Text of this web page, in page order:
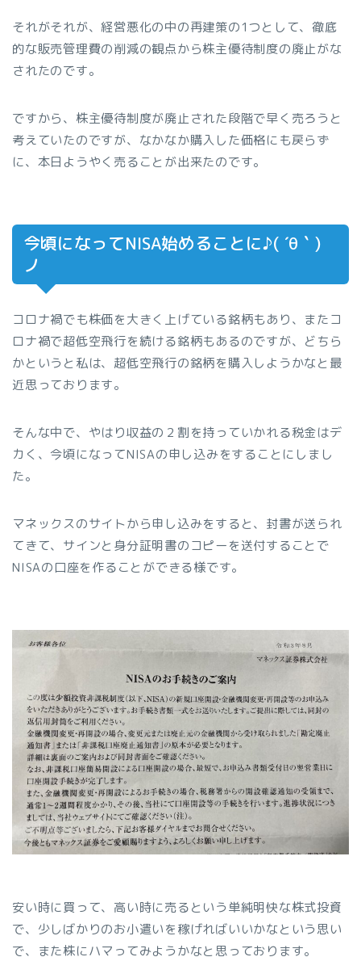
それがそれが、経営悪化の中の再建策の1つとして、徹底
的な販売管理費の削減の観点から株主優待制度の廃止がな
されたのです。
ですから、株主優待制度が廃止された段階で早く売ろうと
考えていたのですが、なかなか購入した価格にも戻らず
に、本日ようやく売ることが出来たのです。
今頃になってNISA始めることに♪( ´θ｀)
ノ
コロナ禍でも株価を大きく上げている銘柄もあり、またコ
ロナ禍で超低空飛行を続ける銘柄もあるのですが、どちら
かというと私は、超低空飛行の銘柄を購入しようかなと最
近思っております。
そんな中で、やはり収益の２割を持っていかれる税金はデ
カく、今頃になってNISAの申し込みをすることにしまし
た。
マネックスのサイトから申し込みをすると、封書が送られ
てきて、サインと身分証明書のコピーを送付することで
NISAの口座を作ることができる様です。
安い時に買って、高い時に売るという単純明快な株式投資
で、少しばかりのお小遣いを稼げればいいかなという思い
で、また株にハマってみようかなと思っております。